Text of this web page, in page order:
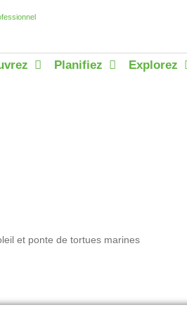
Planifiez Explorez
et ponte de tortues marines